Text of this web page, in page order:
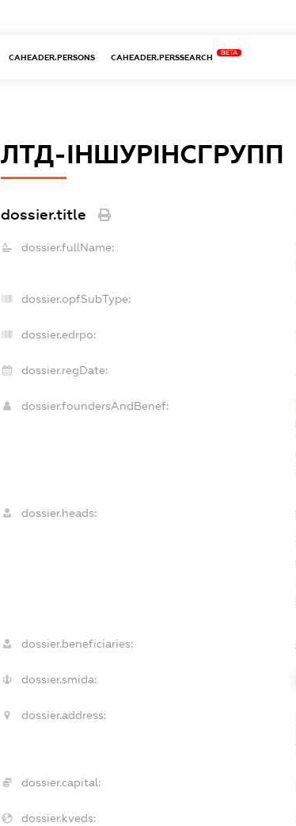
CAHEADER.PERSONS CAHEADER.PERSSEARCH
BETA
ЛТД-ІНШУРІНСГРУПП
dossier.title
dossier.fullName:
dossier.opfSubType:
dossier.edrpo:
dossier.regDate:
dossier.foundersAndBenef:
dossier.heads:
dossier.beneficiaries:
dossier.smida:
dossier.address:
dossier.capital:
dossier.kveds: